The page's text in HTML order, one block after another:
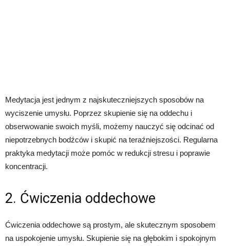
Medytacja jest jednym z najskuteczniejszych sposobów na
wyciszenie umysłu. Poprzez skupienie się na oddechu i
obserwowanie swoich myśli, możemy nauczyć się odcinać od
niepotrzebnych bodźców i skupić na teraźniejszości. Regularna
praktyka medytacji może pomóc w redukcji stresu i poprawie
koncentracji.
2. Ćwiczenia oddechowe
Ćwiczenia oddechowe są prostym, ale skutecznym sposobem
na uspokojenie umysłu. Skupienie się na głębokim i spokojnym